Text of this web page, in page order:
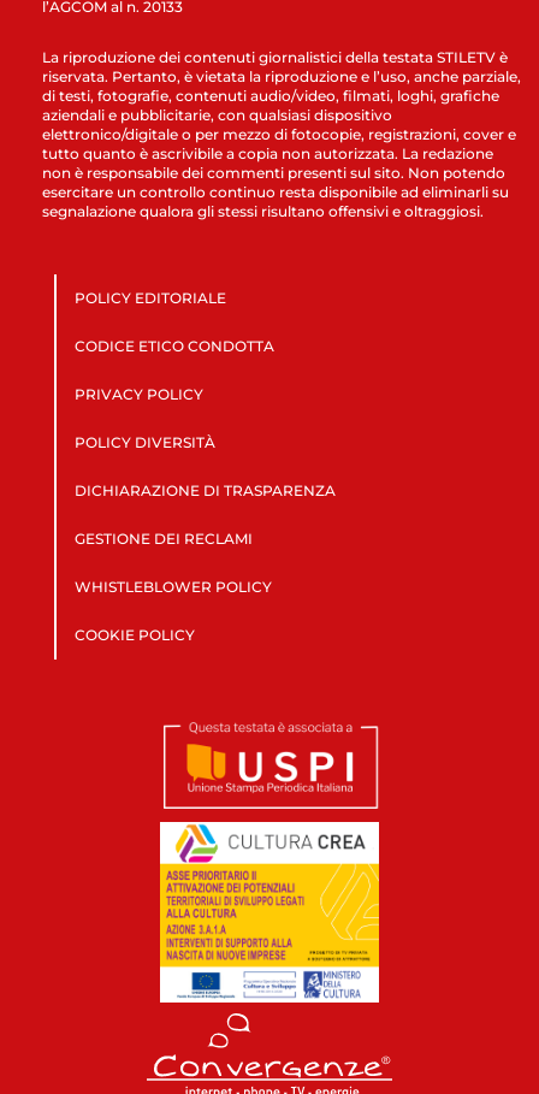
l’AGCOM al n. 20133
La riproduzione dei contenuti giornalistici della testata STILETV è
riservata. Pertanto, è vietata la riproduzione e l’uso, anche parziale,
di testi, fotografie, contenuti audio/video, filmati, loghi, grafiche
aziendali e pubblicitarie, con qualsiasi dispositivo
elettronico/digitale o per mezzo di fotocopie, registrazioni, cover e
tutto quanto è ascrivibile a copia non autorizzata. La redazione
non è responsabile dei commenti presenti sul sito. Non potendo
esercitare un controllo continuo resta disponibile ad eliminarli su
segnalazione qualora gli stessi risultano offensivi e oltraggiosi.
POLICY EDITORIALE
CODICE ETICO CONDOTTA
PRIVACY POLICY
POLICY DIVERSITÀ
DICHIARAZIONE DI TRASPARENZA
GESTIONE DEI RECLAMI
WHISTLEBLOWER POLICY
COOKIE POLICY